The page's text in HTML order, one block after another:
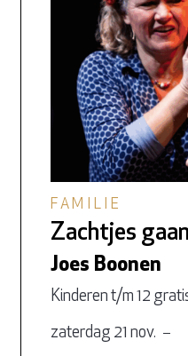
FAMILIE
Zachtjes
Joes Boonen
Kinderen t/m 12
zaterdag 21 nov.